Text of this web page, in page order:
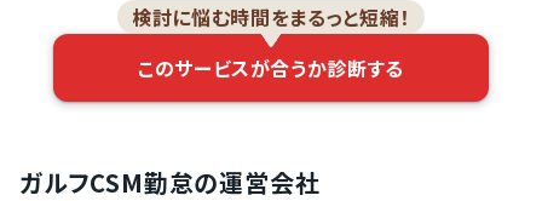
検討に悩む時間をまるっと短縮！
このサービスが合うか診断する
ガルフCSM勤怠の運営会社